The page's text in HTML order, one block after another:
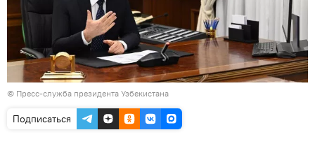
© Пресс-служба президента Узбекистана
Подписаться